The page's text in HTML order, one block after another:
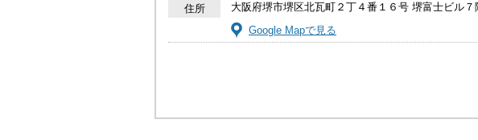
住所
大阪府堺市堺区北瓦町２丁４番１６号 堺富士ビル７
Google Mapで見る